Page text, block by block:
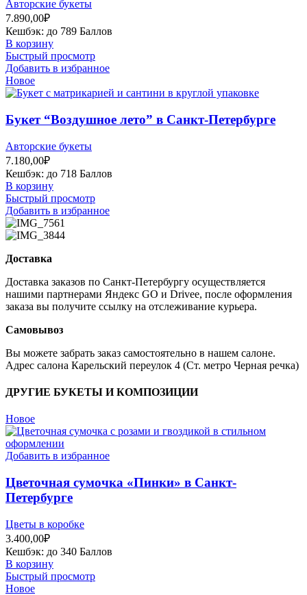
Авторские букеты
7.890,00₽
Кешбэк: до 789 Баллов
В корзину
Быстрый просмотр
Добавить в избранное
Новое
Букет “Воздушное лето” в Санкт-Петербурге
Авторские букеты
7.180,00₽
Кешбэк: до 718 Баллов
В корзину
Быстрый просмотр
Добавить в избранное
Доставка
Доставка заказов по Санкт-Петербургу осуществляется
нашими партнерами Яндекс GO и Drivee, после оформления
заказа вы получите ссылку на отслеживание курьера.
Самовывоз
Вы можете забрать заказ самостоятельно в нашем салоне.
Адрес салона Карельский переулок 4 (Ст. метро Черная речка)
ДРУГИЕ БУКЕТЫ И КОМПОЗИЦИИ
Новое
Добавить в избранное
Цветочная сумочка «Пинки» в Санкт-
Петербурге
Цветы в коробке
3.400,00₽
Кешбэк: до 340 Баллов
В корзину
Быстрый просмотр
Новое